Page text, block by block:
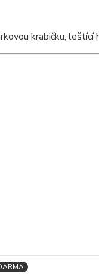
krabičku,